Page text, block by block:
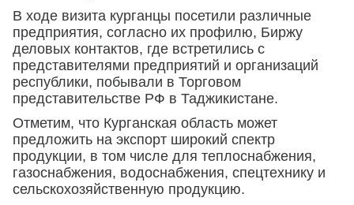
В ходе визита курганцы посетили различные
предприятия, согласно их профилю, Биржу
деловых контактов, где встретились с
представителями предприятий и организаций
республики, побывали в Торговом
представительстве РФ в Таджикистане.
Отметим, что Курганская область может
предложить на экспорт широкий спектр
продукции, в том числе для теплоснабжения,
газоснабжения, водоснабжения, спецтехнику и
сельскохозяйственную продукцию.